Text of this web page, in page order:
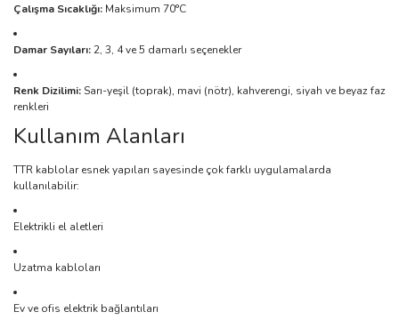
Çalışma Sıcaklığı: Maksimum 70°C
Damar Sayıları:2, 3, 4 ve 5 damarlı seçenekler
Renk Dizilimi:Sarı-yeşil (toprak), mavi (nötr), kahverengi, siyah ve beyaz faz
renkleri
Kullanım Alanları
TTR kablolar esnek yapıları sayesinde çok farklı uygulamalarda
kullanılabilir:
Elektrikli el aletleri
Uzatma kabloları
Ev ve ofis elektrik bağlantıları